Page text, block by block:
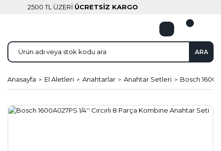
2500 TL ÜZERİ ÜCRETSİZ KARGO
ARA
Anasayfa El Aletleri Anahtarlar Anahtar Setleri Bosch